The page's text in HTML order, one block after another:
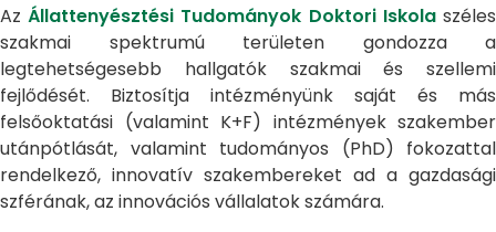
AzÁllattenyésztési Tudományok Doktori Iskolaszéles
szakmai spektrumú területen gondozza a
legtehetségesebb hallgatók szakmai és szellemi
fejlődését. Biztosítja intézményünk saját és más
felsőoktatási (valamint K+F) intézmények szakember
utánpótlását, valamint tudományos (PhD) fokozattal
rendelkező, innovatív szakembereket ad a gazdasági
szférának, az innovációs vállalatok számára.